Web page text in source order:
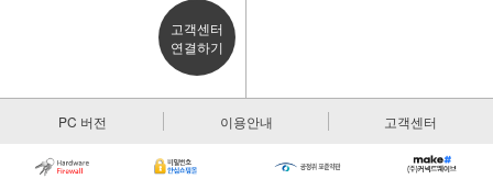
고객센터
연결하기
PC 버전 이용안내 고객센터